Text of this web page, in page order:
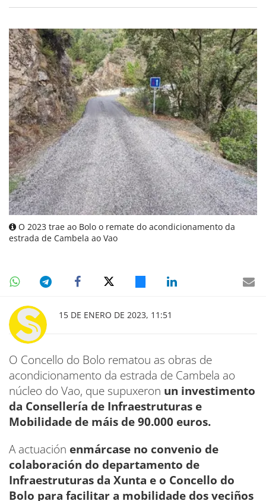
O 2023 trae ao Bolo o remate do acondicionamento da
estrada de Cambela ao Vao
15 DE ENERO DE 2023, 11:51
O Concello do Bolo rematou as obras de
acondicionamento da estrada de Cambela ao
núcleo do Vao, que supuxeron un investimento
da Consellería de Infraestruturas e
Mobilidade de máis de 90.000 euros.
A actuación enmárcase no convenio de
colaboración do departamento de
Infraestruturas da Xunta e o Concello do
Bolo para facilitar a mobilidade dos veciños